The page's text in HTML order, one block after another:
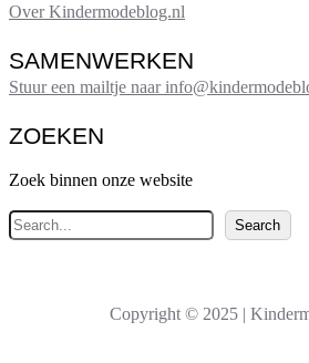
Over Kindermodeblog.nl
SAMENWERKEN
Stuur een mailtje naar
ZOEKEN
Zoek binnen onze website
Z
o
e
Search
Copyright © 2025 |